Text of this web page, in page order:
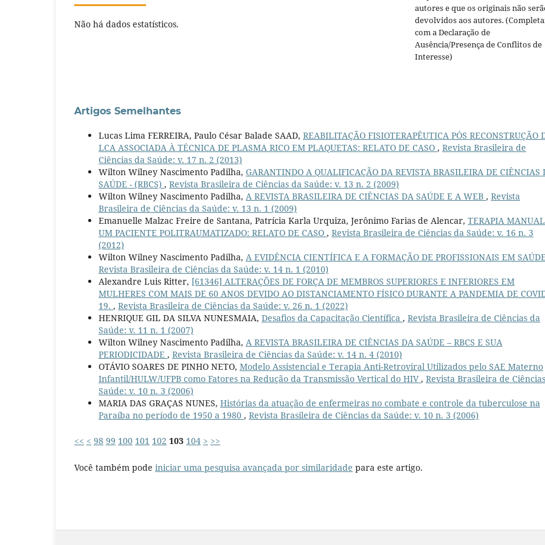
Não há dados estatísticos.
autores e que os originais não
devolvidos aos autores.
com a Declaração de
Ausência/Presença de Conflitos de
Interesse)
Artigos Semelhantes
Lucas Lima FERREIRA, Paulo César Balade SAAD, REABILITAÇÃO FISIOTERAPÊUTICA PÓS RECONSTRUÇÃO
LCA ASSOCIADA À TÉCNICA DE PLASMA RICO EM PLAQUETAS: RELATO DE CASO , Revista Brasileira de
Ciências da Saúde: v. 17 n. 2 (2013)
Wilton Wilney Nascimento Padilha, GARANTINDO A QUALIFICAÇÃO DA REVISTA BRASILEIRA DE CIÊNCIAS
SAÚDE - (RBCS) , Revista Brasileira de Ciências da Saúde: v. 13 n. 2 (2009)
Wilton Wilney Nascimento Padilha, A REVISTA BRASILEIRA DE CIÊNCIAS DA SAÚDE E A WEB , Revista
Brasileira de Ciências da Saúde: v. 13 n. 1 (2009)
Emanuelle Malzac Freire de Santana, Patrícia Karla Urquiza, Jerônimo Farias de Alencar, TERAPIA
UM PACIENTE POLITRAUMATIZADO: RELATO DE CASO , Revista Brasileira de Ciências da Saúde: v. 16 n. 3
(2012)
Wilton Wilney Nascimento Padilha, A EVIDÊNCIA CIENTÍFICA E A FORMAÇÃO DE PROFISSIONAIS EM SAÚDE
Revista Brasileira de Ciências da Saúde: v. 14 n. 1 (2010)
Alexandre Luis Ritter, [61346] ALTERAÇÕES DE FORÇA DE MEMBROS SUPERIORES E INFERIORES EM
MULHERES COM MAIS DE 60 ANOS DEVIDO AO DISTANCIAMENTO FÍSICO DURANTE A PANDEMIA DE
19. , Revista Brasileira de Ciências da Saúde: v. 26 n. 1 (2022)
HENRIQUE GIL DA SILVA NUNESMAIA, Desafios da Capacitação Científica , Revista Brasileira de Ciências da
Saúde: v. 11 n. 1 (2007)
Wilton Wilney Nascimento Padilha, A REVISTA BRASILEIRA DE CIÊNCIAS DA SAÚDE – RBCS E SUA
PERIODICIDADE , Revista Brasileira de Ciências da Saúde: v. 14 n. 4 (2010)
OTÁVIO SOARES DE PINHO NETO, Modelo Assistencial e Terapia Anti-Retroviral Utilizados pelo SAE Materno
Infantil/HULW/UFPB como Fatores na Redução da Transmissão Vertical do HIV, Revista Brasileira de
Saúde: v. 10 n. 3 (2006)
MARIA DAS GRAÇAS NUNES, Histórias da atuação de enfermeiras no combate e controle da tuberculose na
Paraíba no período de 1950 a 1980 , Revista Brasileira de Ciências da Saúde: v. 10 n. 3 (2006)
<< < 98 99 100 101 102 103 104 > >>
Você também pode iniciar uma pesquisa avançada por similaridade para este artigo.